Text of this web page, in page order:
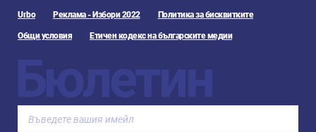
Urbo Реклама - Избори 2022 Политика за бисквитките
Общи условия Етичен кодекс на българските медии
Бюлетин